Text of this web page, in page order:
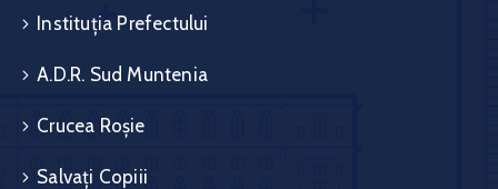
Instituția Prefectului
A.D.R. Sud Muntenia
Crucea Roșie
Salvați Copiii